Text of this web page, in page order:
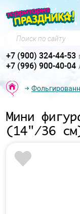
Поиск по сайту
+7 (900) 324-44-53
+7 (996) 900-40-04
Мини
(14"/36